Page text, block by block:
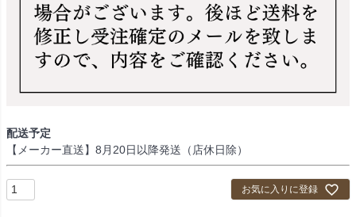
配送予定
【メーカー直送】8月20日以降発送（店休日除）
お気に入りに登録